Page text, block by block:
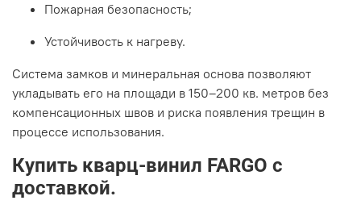
Пожарная безопасность;
Устойчивость к нагреву.
Система замков и минеральная основа позволяют
укладывать его на площади в 150–200 кв. метров без
компенсационных швов и риска появления трещин в
процессе использования.
Купить кварц-винил FARGO с
доставкой.